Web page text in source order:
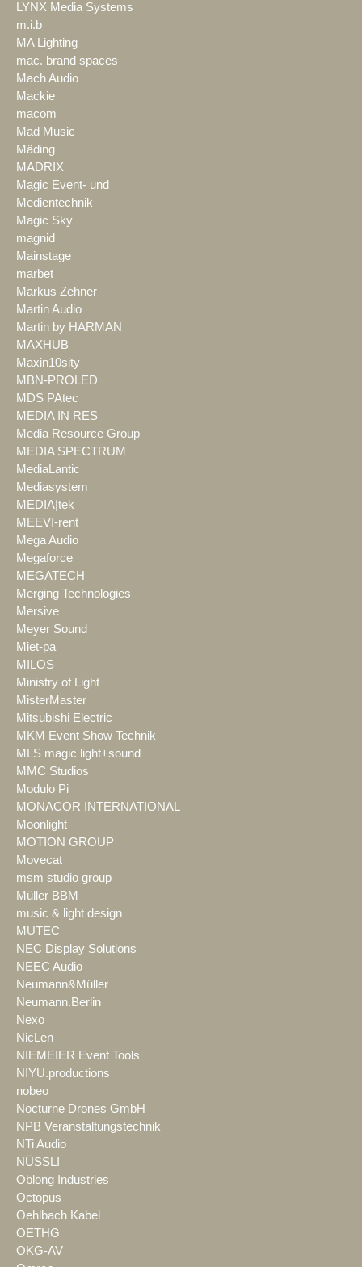
LYNX Media Systems
m.i.b
MA Lighting
mac. brand spaces
Mach Audio
Mackie
macom
Mad Music
Mäding
MADRIX
Magic Event- und
Medientechnik
Magic Sky
magnid
Mainstage
marbet
Markus Zehner
Martin Audio
Martin by HARMAN
MAXHUB
Maxin10sity
MBN-PROLED
MDS PAtec
MEDIA IN RES
Media Resource Group
MEDIA SPECTRUM
MediaLantic
Mediasystem
MEDIA|tek
MEEVI-rent
Mega Audio
Megaforce
MEGATECH
Merging Technologies
Mersive
Meyer Sound
Miet-pa
MILOS
Ministry of Light
MisterMaster
Mitsubishi Electric
MKM Event Show Technik
MLS magic light+sound
MMC Studios
Modulo Pi
MONACOR INTERNATIONAL
Moonlight
MOTION GROUP
Movecat
msm studio group
Müller BBM
music & light design
MUTEC
NEC Display Solutions
NEEC Audio
Neumann&Müller
Neumann.Berlin
Nexo
NicLen
NIEMEIER Event Tools
NIYU.productions
nobeo
Nocturne Drones GmbH
NPB Veranstaltungstechnik
NTi Audio
NÜSSLI
Oblong Industries
Octopus
Oehlbach Kabel
OETHG
OKG-AV